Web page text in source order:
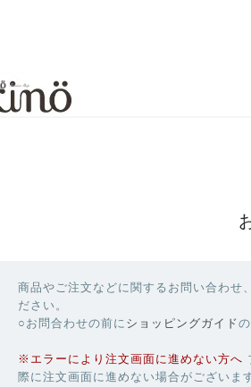
商品やご注文などに関するお問い合わせ
ださい。
○お問合わせの前に ショッピングガイド
※エラーにより注文画面に進めない方へ
際に注文画面に進めない場合がございま